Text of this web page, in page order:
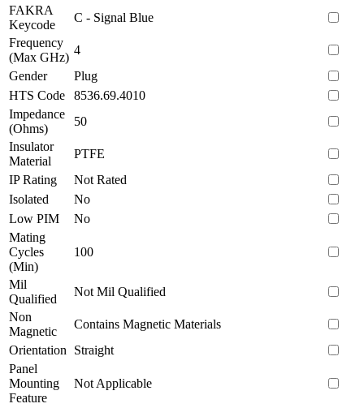
FAKRA
Keycode
C - Signal Blue
Frequency
(Max GHz)
4
Gender
Plug
HTS Code
8536.69.4010
Impedance
(Ohms)
50
Insulator
Material
PTFE
IP Rating
Not Rated
Isolated
No
Low PIM
No
Mating
Cycles
(Min)
100
Mil
Qualified
Not Mil Qualified
Non
Magnetic
Contains Magnetic Materials
Orientation
Straight
Panel
Mounting
Feature
Not Applicable